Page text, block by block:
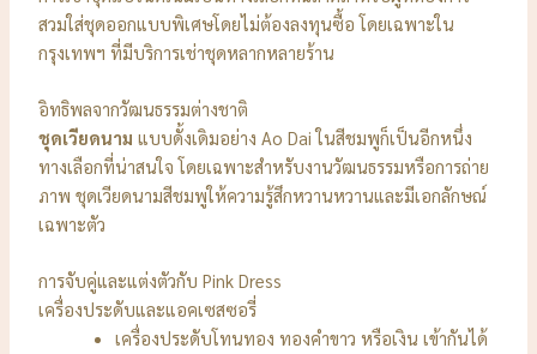
สวมใส่ชุดออกแบบพิเศษโดยไม่ต้องลงทุนซื้อ โดยเฉพาะใน
กรุงเทพฯ ที่มีบริการเช่าชุดหลากหลายร้าน
อิทธิพลจากวัฒนธรรมต่างชาติ
ชุดเวียดนาม แบบดั้งเดิมอย่าง Ao Dai ในสีชมพูก็เป็นอีกหนึ่ง
ทางเลือกที่น่าสนใจ โดยเฉพาะสำหรับงานวัฒนธรรมหรือการถ่าย
ภาพ ชุดเวียดนามสีชมพูให้ความรู้สึกหวานหวานและมีเอกลักษณ์
เฉพาะตัว
การจับคู่และแต่งตัวกับ Pink Dress
เครื่องประดับและแอคเซสซอรี่
เครื่องประดับโทนทอง ทองคำขาว หรือเงิน เข้ากันได้